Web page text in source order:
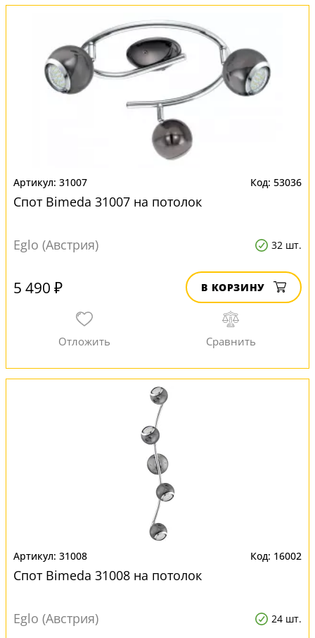
31007 53036
Спот Bimeda 31007 на потолок
Eglo (Австрия) 32 шт.
5 490 ₽ В КОРЗИНУ
31008 16002
Спот Bimeda 31008 на потолок
Eglo (Австрия) 24 шт.